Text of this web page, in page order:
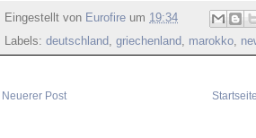
Eingestellt von Eurofire um 19:34
Labels: deutschland, griechenland, marokko,
Neuerer Post